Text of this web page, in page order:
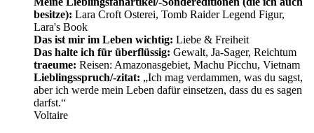
besitze): Lara Croft Osterei, Tomb Raider Legend Figur,
Lara's Book
Das ist mir im Leben wichtig: Liebe & Freiheit
Das halte ich für überflüssig: Gewalt, Ja-Sager, Reichtum
traeume: Reisen: Amazonasgebiet, Machu Picchu, Vietnam
Lieblingsspruch/-zitat: „Ich mag verdammen, was du sagst,
aber ich werde mein Leben dafür einsetzen, dass du es sagen
darfst.“
Voltaire